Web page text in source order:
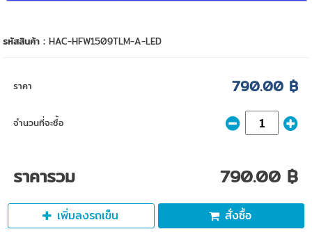
รหัสสินค้า :HAC-HFW1509TLM-A-LED
ราคา 790.00 ฿
จำนวนที่จะซื้อ
ราคารวม 790.00 ฿
เพิ่มลงรถเข็น สั่งซื้อ